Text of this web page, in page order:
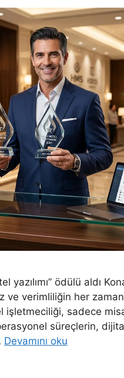
yazılımı” ödülü aldı
ve verimliliğin her
işletmeciliği, sadece
süreçlerin,
Devamını oku